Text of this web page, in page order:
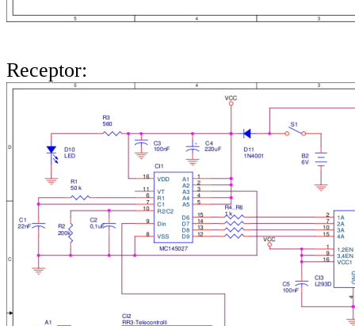
Receptor: